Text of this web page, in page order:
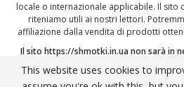
locale o internazionale applicabile. Il sito
riteniamo utili ai nostri lettori.
affiliazione dalla vendita di prodotti
Il sito https://shmotki.in.uanon sarà in
danni, diretti o indiretti, che dovessero
delle informazioni qui pubblicate.
This website uses cookies to